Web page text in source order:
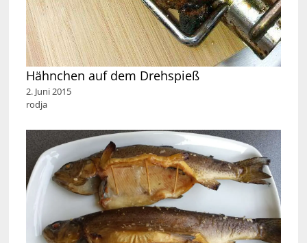
Hähnchen auf dem Drehspieß
2. Juni 2015
rodja